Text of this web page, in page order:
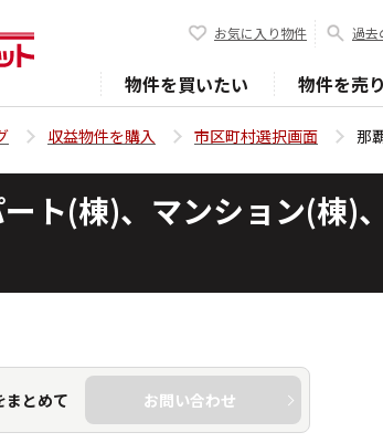
お気に入り物件 過去
物件を買いたい 物件を売
収益物件を購入 市区町村選択画面 那
ト(棟)、マンション(棟)
まとめて お問い合わせ